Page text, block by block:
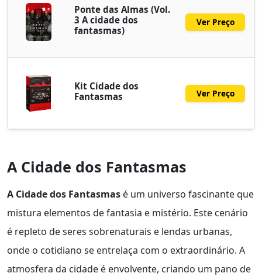
Ponte das Almas (Vol.
3 A cidade dos
fantasmas)
Ver Preço
Kit Cidade dos
Fantasmas
Ver Preço
A Cidade dos Fantasmas
A Cidade dos Fantasmas é um universo fascinante que
mistura elementos de fantasia e mistério. Este cenário
é repleto de seres sobrenaturais e lendas urbanas,
onde o cotidiano se entrelaça com o extraordinário. A
atmosfera da cidade é envolvente, criando um pano de